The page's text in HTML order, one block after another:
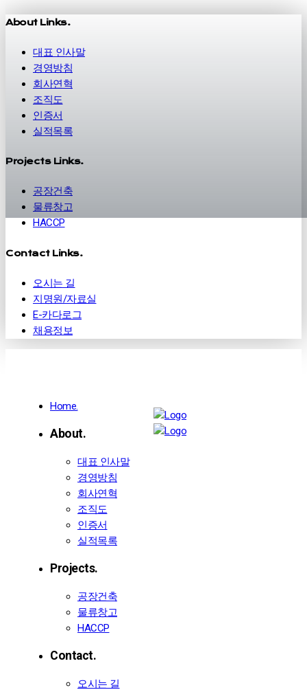
About Links.
대표 인사말
경영방침
회사연혁
조직도
인증서
실적목록
Projects Links.
공장건축
물류창고
HACCP
Contact Links.
오시는 길
지명원/자료실
E-카다로그
채용정보
Home.
About.
대표 인사말
경영방침
회사연혁
조직도
인증서
실적목록
Projects.
공장건축
물류창고
HACCP
Contact.
오시는 길